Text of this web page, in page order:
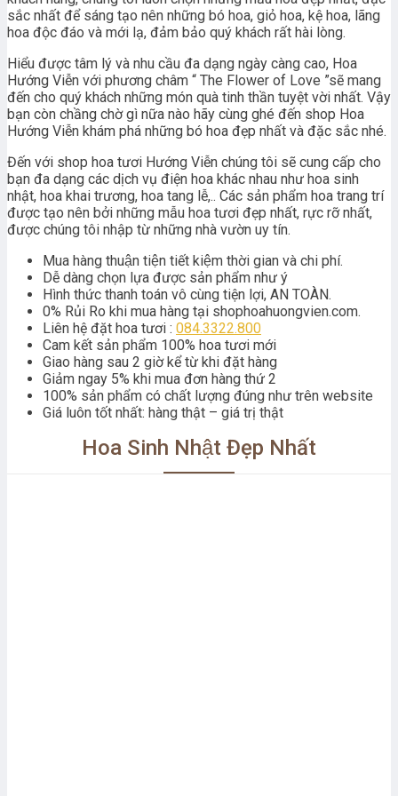
sắc nhất để sáng tạo nên những bó hoa, giỏ hoa, kệ hoa, lãng
hoa độc đáo và mới lạ, đảm bảo quý khách rất hài lòng.
Hiểu được tâm lý và nhu cầu đa dạng ngày càng cao, Hoa
Hướng Viễn với phương châm “ The Flower of Love ”sẽ mang
đến cho quý khách những món quà tinh thần tuyệt vời nhất. Vậy
bạn còn chầng chờ gì nữa nào hãy cùng ghé đến shop Hoa
Hướng Viễn khám phá những bó hoa đẹp nhất và đặc sắc nhé.
Đến với shop hoa tươi Hướng Viễn chúng tôi sẽ cung cấp cho
bạn đa dạng các dịch vụ điện hoa khác nhau như hoa sinh
nhật, hoa khai trương, hoa tang lễ,.. Các sản phẩm hoa trang trí
được tạo nên bởi những mẫu hoa tươi đẹp nhất, rực rỡ nhất,
được chúng tôi nhập từ những nhà vườn uy tín.
Mua hàng thuận tiện tiết kiệm thời gian và chi phí.
Dễ dàng chọn lựa được sản phẩm như ý
Hình thức thanh toán vô cùng tiện lợi, AN TOÀN.
0% Rủi Ro khi mua hàng tại shophoahuongvien.com.
Liên hệ đặt hoa tươi : 084.3322.800
Cam kết sản phẩm 100% hoa tươi mới
Giao hàng sau 2 giờ kể từ khi đặt hàng
Giảm ngay 5% khi mua đơn hàng thứ 2
100% sản phẩm có chất lượng đúng như trên website
Giá luôn tốt nhất: hàng thật – giá trị thật
Hoa Sinh Nhật Đẹp Nhất